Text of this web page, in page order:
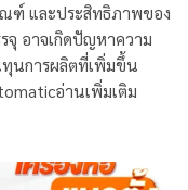
ฑ์ และประสิทธิภาพของ
จุ อาจเกิดปัญหาความ
ทุนการผลิตที่เพิ่มขึ้น
อ่านเพิ่มเติม